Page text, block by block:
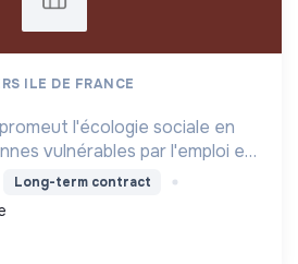
ILE DE FRANCE
l'écologie sociale en
vulnérables par l'emploi et
collectif, améliorant le cadre
métiers verts, pour une tr...
Long-term contract